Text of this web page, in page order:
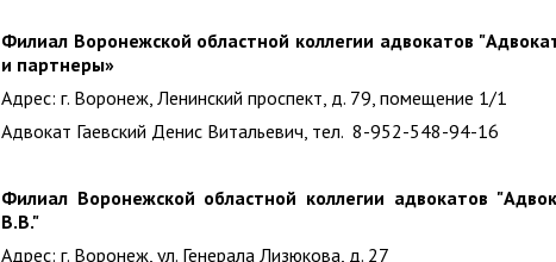
Филиал Воронежской областной коллегии адвокатов
и партнеры»
Адрес: г. Воронеж, Ленинский проспект, д. 79, помещение 1/1
Адвокат Гаевский Денис Витальевич, тел. 8-952-548-94-16
Филиал Воронежской областной коллегии адвокатов
В.В."
Адрес: г. Воронеж, ул. Генерала Лизюкова, д. 27